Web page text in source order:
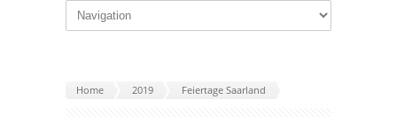
Home 2019 Feiertage Saarland